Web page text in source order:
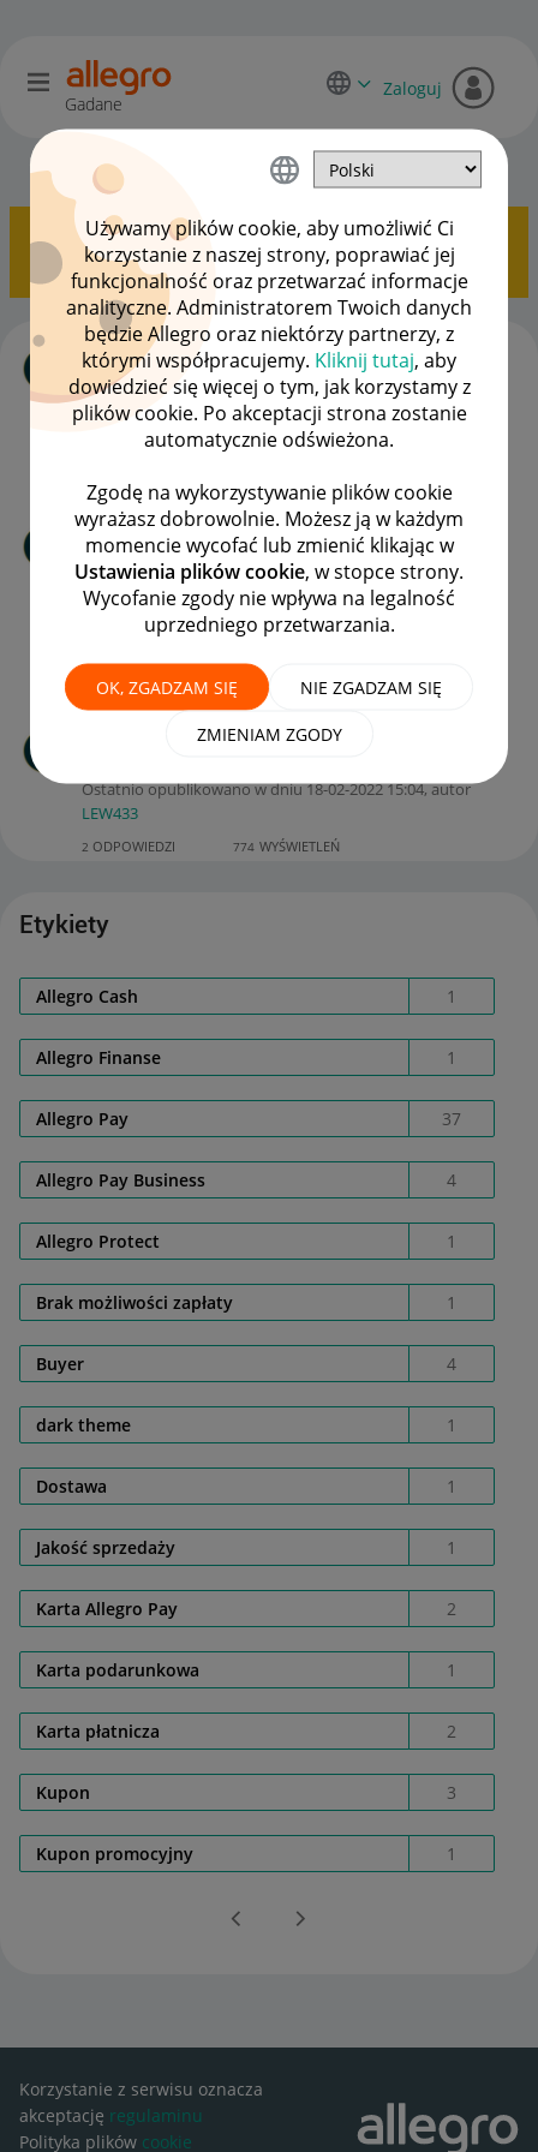
Używamy plików cookie, aby umożliwić Ci
korzystanie z naszej strony, poprawiać jej
funkcjonalność oraz przetwarzać informacje
analityczne. Administratorem Twoich danych
będzie Allegro oraz niektórzy partnerzy, z
którymi współpracujemy. Kliknij tutaj, aby
dowiedzieć się więcej o tym, jak korzystamy z
plików cookie. Po akceptacji strona zostanie
automatycznie odświeżona.
Zgodę na wykorzystywanie plików cookie
wyrażasz dobrowolnie. Możesz ją w każdym
momencie wycofać lub zmienić klikając w
Ustawienia plików cookie, w stopce strony.
Wycofanie zgody nie wpływa na legalność
uprzedniego przetwarzania.
OK, ZGADZAM SIĘ NIE ZGADZAM SIĘ
ZMIENIAM ZGODY
Gadane
Zaloguj
Allegro Pay OPCJE
Pokazywanie tematów z etykietąOperator
płatności PayU.Pokaż wszystkie tematy
Błąd w tytule przelewu Payu
autorPele108z‎21-05-2024 11:39
Ostatnio opublikowano w dniu‎21-05-2024 11:56, autor
ALLEGRO PAY - Nowy regulamin
rozczarowuje !!!!
autorSLUB-MARZENz ‎13-02-202317:30
Ostatnio opublikowano w dniu‎14-03-202315:33, autor
elodawid
11ODPOWIEDZI 3673
Zwrot środków na allegro pay
Ostatnio opublikowano w dniu‎18-02-202215:04, autor
LEW433
2 ODPOWIEDZI 774 WYŚWIETLEŃ
Etykiety
Allegro Cash 1
Allegro Finanse 1
Allegro Pay 37
Allegro Pay Business 4
Allegro Protect 1
Brak możliwości zapłaty 1
Buyer 4
dark theme 1
Dostawa 1
Jakość sprzedaży 1
Karta Allegro Pay 2
Karta podarunkowa 1
Karta płatnicza 2
Kupon 3
Kupon promocyjny 1
Korzystanie z serwisu oznacza
akceptację regulaminu
Polityka plików cookie